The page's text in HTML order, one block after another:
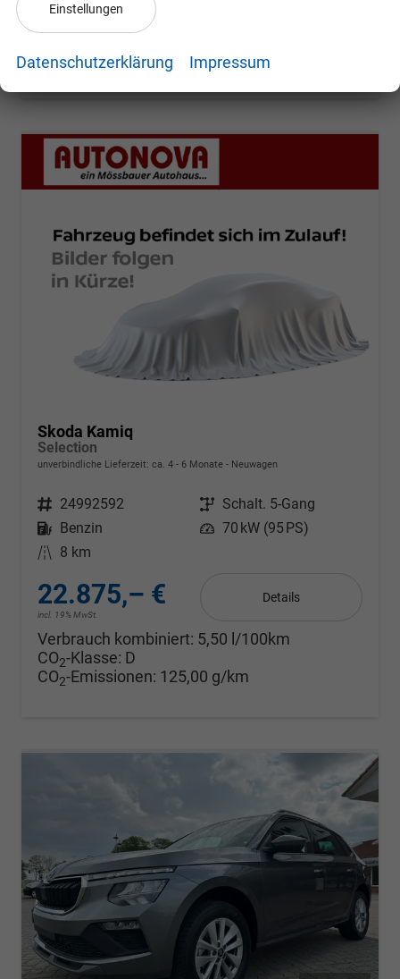
Verbrauch kombiniert:
CO -Klasse:D
CO2-Emissionen:123,00 g/km
Skoda Kamiq
Selection
unverbindliche Lieferzeit: ca. 4 - 6 Monate Neuwagen
Fahrzeugnr. 24992592 Getriebe Schalt. 5-Gang
Kraftstoff
Benzin Leistung 70 kW (95 PS)
Kilometerstand 8 km
22.875,– €
incl. 19% MwSt.
Details
Verbrauch kombiniert: 5,50 l/100km
CO2-Klasse: D
CO2-Emissionen: 125,00 g/km
Einstellungen
Datenschutzerklärung Impressum